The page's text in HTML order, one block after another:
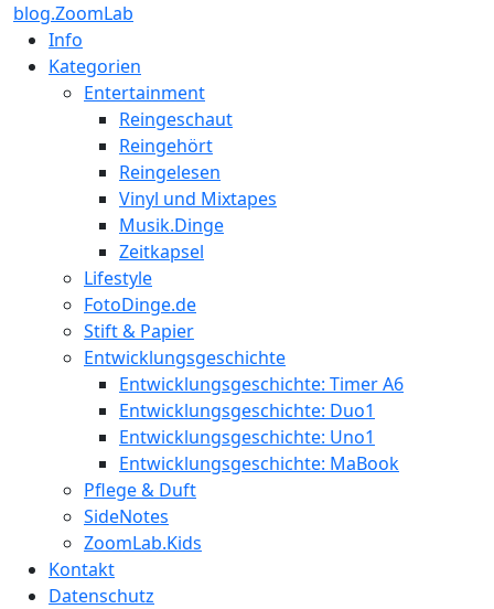
blog.ZoomLab
Info
Kategorien
Entertainment
Reingeschaut
Reingehört
Reingelesen
Vinyl und Mixtapes
Musik.Dinge
Zeitkapsel
Lifestyle
FotoDinge.de
Stift & Papier
Entwicklungsgeschichte
Entwicklungsgeschichte: Timer A6
Entwicklungsgeschichte: Duo1
Entwicklungsgeschichte: Uno1
Entwicklungsgeschichte: MaBook
Pflege & Duft
SideNotes
ZoomLab.Kids
Kontakt
Datenschutz